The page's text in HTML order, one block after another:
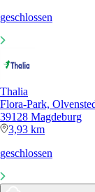
geschlossen
Thalia
Flora-Park,
39128 Magdeburg
3,93 km
geschlossen